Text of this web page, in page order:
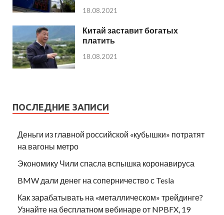
18.08.2021
Китай заставит богатых
платить
18.08.2021
ПОСЛЕДНИЕ ЗАПИСИ
Деньги из главной российской «кубышки» потратят
на вагоны метро
Экономику Чили спасла вспышка коронавируса
BMW дали денег на соперничество с Tesla
Как зарабатывать на «металлическом» трейдинге?
Узнайте на бесплатном вебинаре от NPBFX, 19